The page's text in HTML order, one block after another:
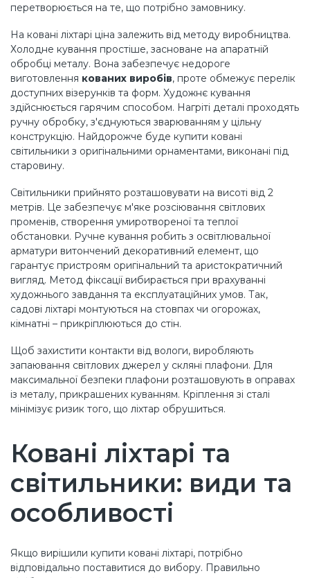
перетворюється на те, що потрібно замовнику.
На ковані ліхтарі ціна залежить від методу виробництва.
Холодне кування простіше, засноване на апаратній
обробці металу. Вона забезпечує недороге
виготовлення кованих виробів, проте обмежує перелік
доступних візерунків та форм. Художнє кування
здійснюється гарячим способом. Нагріті деталі проходять
ручну обробку, з'єднуються зварюванням у цільну
конструкцію. Найдорожче буде купити ковані
світильники з оригінальними орнаментами, виконані під
старовину.
Світильники прийнято розташовувати на висоті від 2
метрів. Це забезпечує м'яке розсіювання світлових
променів, створення умиротвореної та теплої
обстановки. Ручне кування робить з освітлювальної
арматури витончений декоративний елемент, що
гарантує пристроям оригінальний та аристократичний
вигляд. Метод фіксації вибирається при врахуванні
художнього завдання та експлуатаційних умов. Так,
садові ліхтарі монтуються на стовпах чи огорожах,
кімнатні – прикріплюються до стін.
Щоб захистити контакти від вологи, виробляють
запаювання світлових джерел у скляні плафони. Для
максимальної безпеки плафони розташовують в оправах
із металу, прикрашених куванням. Кріплення зі сталі
мінімізує ризик того, що ліхтар обрушиться.
Ковані ліхтарі та
світильники: види та
особливості
Якщо вирішили купити ковані ліхтарі, потрібно
відповідально поставитися до вибору. Правильно